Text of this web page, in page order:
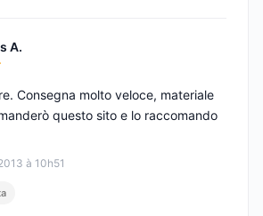
A.
à 10h51
Consegna molto veloce, materiale
questo sito e lo raccomando